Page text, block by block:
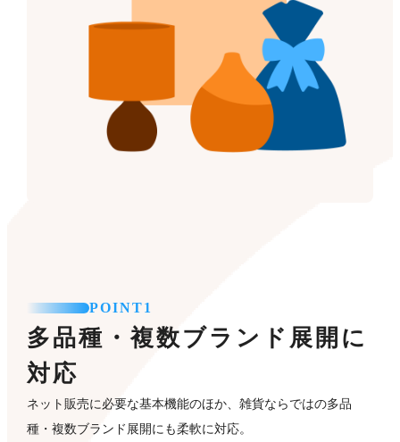
多品種・複数ブランド展開に
対応
ネット販売に必要な基本機能のほか、雑貨ならではの多品
種・複数ブランド展開にも柔軟に対応。
目的に合った商品を探しやすい、快適なECサイトを構築でき